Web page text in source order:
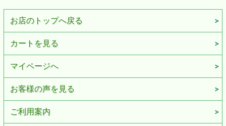
お店のトップへ戻る
カートを見る
マイページへ
お客様の声を見る
ご利用案内